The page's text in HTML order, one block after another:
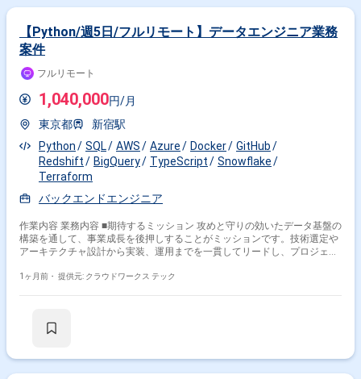
【Python/週5日/フルリモート】データエンジニア業務
案件
フルリモート
1,040,000円/月
東京都
新宿駅
Python
SQL AWS Azure Docker
GitHub
Redshift
BigQuery TypeScript
Snowflake
Terraform
バックエンドエンジニア
作業内容 業務内容 ■期待するミッション 攻めと守りの効いたデータ基盤の
構築を通して、事業成長を後押しすることがミッションです。技術選定や
アーキテクチャ設計から実装、運用までを一貫してリードし、プロジェク
データ基盤構築と運用の技術/プロジェクトリード ・アーキテクチャ、
（他部門・外部ベンダー）との連携・調整 ・データ基盤に関するベストプ
1ヶ月前・ 提供元: クラウドワークス テック